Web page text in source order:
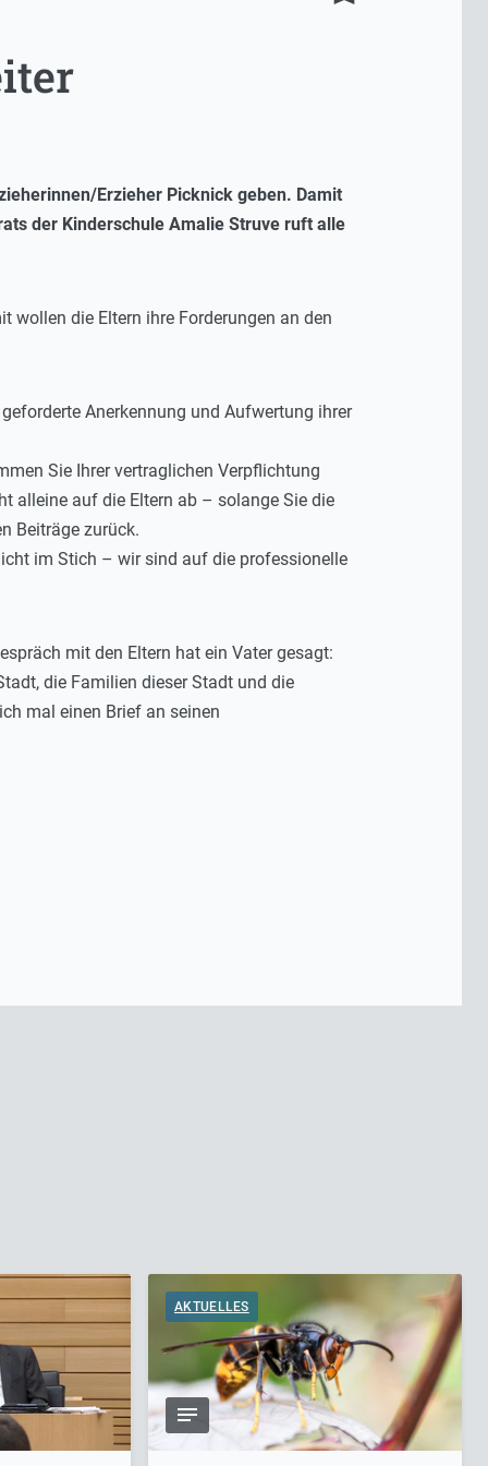
Erzieher Picknick geben. Damit
der Kinderschule Amalie Struve ruft alle
wollen die Eltern ihre Forderungen an den
Anerkennung und Aufwertung ihrer
Sie Ihrer vertraglichen Verpflichtung
alleine auf die Eltern ab – solange Sie die
Beiträge zurück.
im Stich – wir sind auf die professionelle
mit den Eltern hat ein Vater gesagt:
die Familien dieser Stadt und die
mal einen Brief an seinen
AKTUELLES